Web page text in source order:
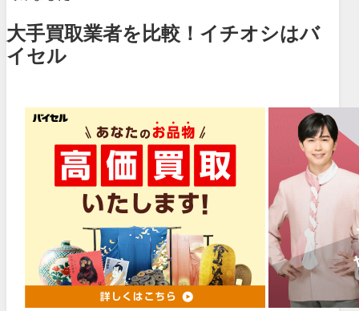
大手買取業者を比較！イチオシはバ
イセル